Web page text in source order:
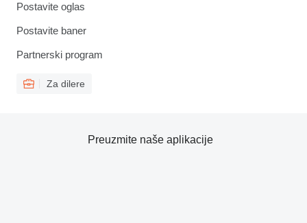
Postavite oglas
Postavite baner
Partnerski program
Za dilere
Preuzmite naše aplikacije